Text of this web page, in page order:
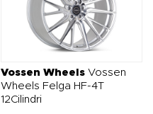
Vossen Wheels Vossen
Wheels Felga HF-4T
12Cilindri